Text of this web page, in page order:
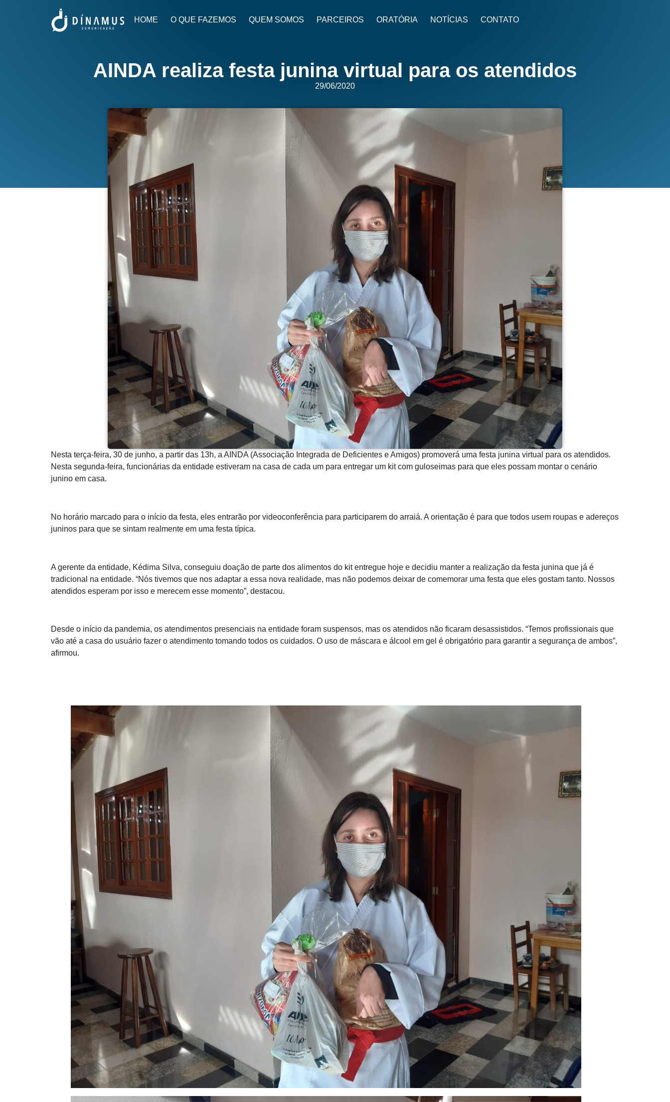
HOME O QUE FAZEMOS QUEM SOMOS PARCEIROS ORATÓRIA NOTÍCIAS CONTATO
AINDA realiza festa junina virtual para os atendidos
29/06/2020
Nesta terça-feira, 30 de junho, a partir das 13h, a AINDA (Associação Integrada de Deficientes e Amigos) promoverá uma festa junina virtual para os atendidos.
Nesta segunda-feira, funcionárias da entidade estiveram na casa de cada um para entregar um kit com guloseimas para que eles possam montar o cenário
junino em casa.
No horário marcado para o início da festa, eles entrarão por videoconferência para participarem do arraiá. A orientação é para que todos usem roupas e adereços
juninos para que se sintam realmente em uma festa típica.
A gerente da entidade, Kédima Silva, conseguiu doação de parte dos alimentos do kit entregue hoje e decidiu manter a realização da festa junina que já é
tradicional na entidade. “Nós tivemos que nos adaptar a essa nova realidade, mas não podemos deixar de comemorar uma festa que eles gostam tanto. Nossos
atendidos esperam por isso e merecem esse momento”, destacou.
Desde o início da pandemia, os atendimentos presenciais na entidade foram suspensos, mas os atendidos não ficaram desassistidos. “Temos profissionais que
vão até a casa do usuário fazer o atendimento tomando todos os cuidados. O uso de máscara e álcool em gel é obrigatório para garantir a segurança de ambos”,
afirmou.